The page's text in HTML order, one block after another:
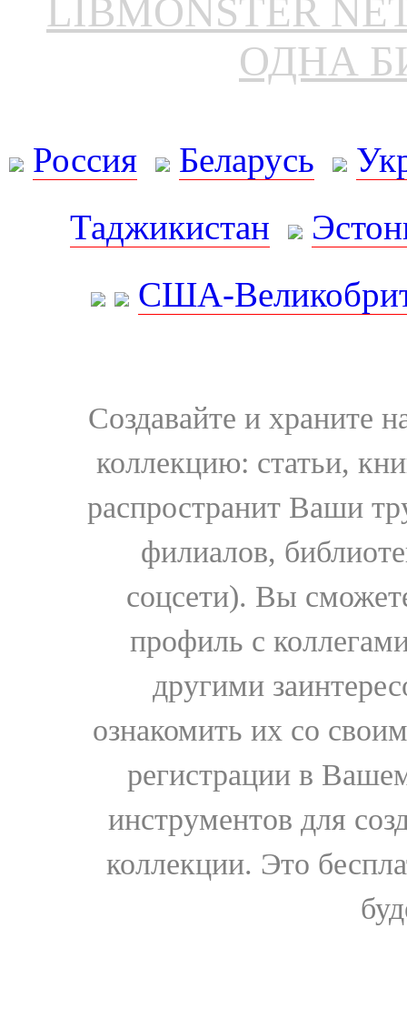
LIBMONSTER
ОДНА
Россия Беларусь
Таджикистан
США-
Создавайте и храните
коллекцию: статьи,
распространит Ваши
филиалов,
соцсети). Вы
профиль с
другими
ознакомить их со
регистрации в
инструментов для
коллекции. Это